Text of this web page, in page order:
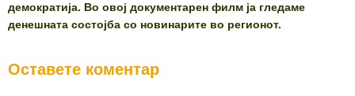
демократија. Во овој документарен филм ја гледаме
денешната состојба со новинарите во регионот.
Оставете коментар